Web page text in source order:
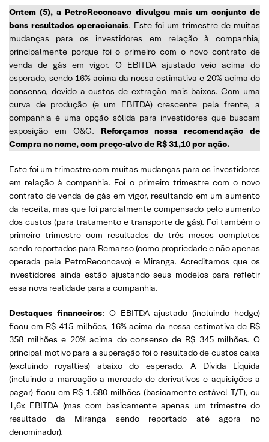
Ontem (5), a PetroReconcavo divulgou mais um conjunto de
bons resultados operacionais. Este foi um trimestre de muitas
mudanças para os investidores em relação à companhia,
principalmente porque foi o primeiro com o novo contrato de
venda de gás em vigor. O EBITDA ajustado veio acima do
esperado, sendo 16% acima da nossa estimativa e 20% acima do
consenso, devido a custos de extração mais baixos. Com uma
curva de produção (e um EBITDA) crescente pela frente, a
companhia é uma opção sólida para investidores que buscam
exposição em O&G. Reforçamos nossa recomendação de
Compra no nome, com preço-alvo de R$ 31,10 por ação.
Este foi um trimestre com muitas mudanças para os investidores
em relação à companhia. Foi o primeiro trimestre com o novo
contrato de venda de gás em vigor, resultando em um aumento
da receita, mas que foi parcialmente compensado pelo aumento
dos custos (para tratamento e transporte de gás). Foi também o
primeiro trimestre com resultados de três meses completos
sendo reportados para Remanso (como propriedade e não apenas
operada pela PetroReconcavo) e Miranga. Acreditamos que os
investidores ainda estão ajustando seus modelos para refletir
essa nova realidade para a companhia.
Destaques financeiros: O EBITDA ajustado (incluindo hedge)
ficou em R$ 415 milhões, 16% acima da nossa estimativa de R$
358 milhões e 20% acima do consenso de R$ 345 milhões. O
principal motivo para a superação foi o resultado de custos caixa
(excluindo royalties) abaixo do esperado. A Dívida Líquida
(incluindo a marcação a mercado de derivativos e aquisições a
pagar) ficou em R$ 1.680 milhões (basicamente estável T/T), ou
1,6x EBITDA (mas com basicamente apenas um trimestre do
resultado da Miranga sendo reportado até agora no
denominador).